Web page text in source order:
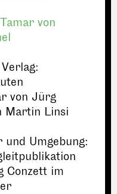
von
von Jürg
Martin Linsi
Umgebung:
Conzett im